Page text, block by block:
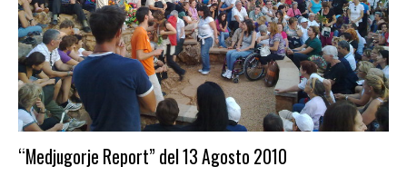
“Medjugorje Report” del 13 Agosto 2010